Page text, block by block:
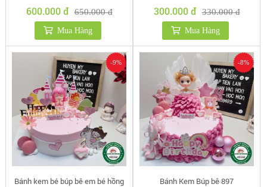
600.000 đ 650.000 đ
Mua Hàng
300.000 đ 330.000 đ
Mua Hàng
Bánh kem bé búp bê em bé hồng
-9%
Bánh Kem Búp bê 897
-8%